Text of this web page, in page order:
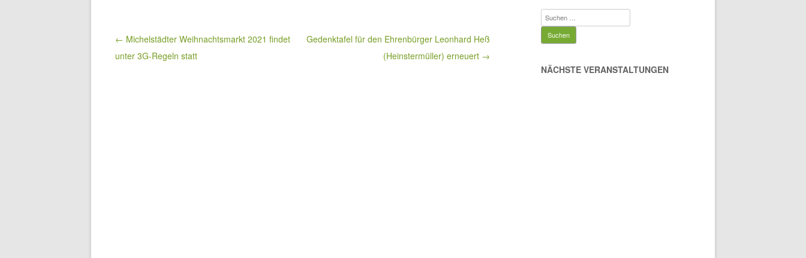
Beitragsnavigation
← Michelstädter Weihnachtsmarkt 2021 findet
unter 3G-Regeln statt
Gedenktafel für den Ehrenbürger Leonhard Heß
(Heinstermüller) erneuert →
Suchen
nach:
NÄCHSTE VERANSTALTUNGEN